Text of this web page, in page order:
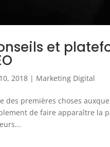
et
2018 | Marketing Digital
des premières choses
de faire apparaître la